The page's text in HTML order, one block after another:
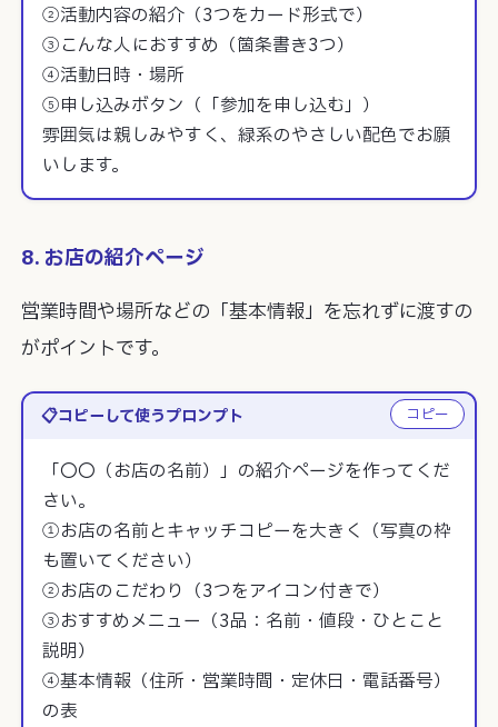
②活動内容の紹介（3つをカード形式で）
③こんな人におすすめ（箇条書き3つ）
④活動日時・場所
⑤申し込みボタン（「参加を申し込む」）
雰囲気は親しみやすく、緑系のやさしい配色でお願
いします。
8. お店の紹介ページ
営業時間や場所などの「基本情報」を忘れずに渡すの
がポイントです。
コピーして使うプロンプト
「〇〇（お店の名前）」の紹介ページを作ってくだ
さい。
①お店の名前とキャッチコピーを大きく（写真の枠
も置いてください）
②お店のこだわり（3つをアイコン付きで）
③おすすめメニュー（3品：名前・値段・ひとこと
説明）
④基本情報（住所・営業時間・定休日・電話番号）
の表
コピー